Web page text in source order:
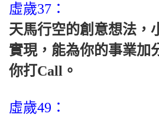
虛歲37：
天馬行空的創意想法，
實現，能為你的事業加
你打Call。
虛歲49：